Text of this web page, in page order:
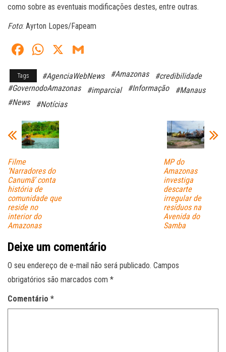
como sobre as eventuais modificações destes, entre outras.
Foto: Ayrton Lopes/Fapeam
Fa
ce
bo
ok
W
ts
A
X
ail
Tags #AgenciaWebNews #Amazonas
#credibilidade
#GovernodoAmazonas
#imparcial #Informação
#Manaus
#News
#Notícias
Filme
‘Narradores do
Canumã’ conta
história de
comunidade que
reside no
interior do
Amazonas
MP do
Amazonas
investiga
descarte
irregular de
resíduos na
Avenida do
Samba
Deixe um comentário
O seu endereço de e-mail não será publicado. Campos
obrigatórios são marcados com *
Comentário *